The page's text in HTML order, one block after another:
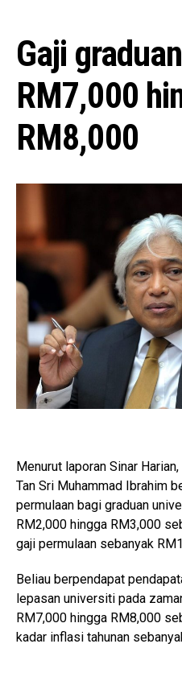
Gaji
RM7,000
RM8,000
Menurut laporan Sinar
Tan Sri Muhammad Ibrahim
permulaan bagi graduan
RM2,000 hingga RM3,000
gaji permulaan sebanyak
Beliau berpendapat
lepasan universiti pada
RM7,000 hingga RM8,000
kadar inflasi tahunan